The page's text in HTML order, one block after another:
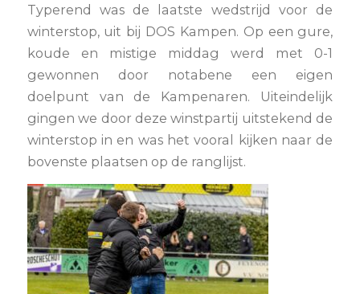
Typerend was de laatste wedstrijd voor de
winterstop, uit bij DOS Kampen. Op een gure,
koude en mistige middag werd met 0-1
gewonnen door notabene een eigen
doelpunt van de Kampenaren. Uiteindelijk
gingen we door deze winstpartij uitstekend de
winterstop in en was het vooral kijken naar de
bovenste plaatsen op de ranglijst.